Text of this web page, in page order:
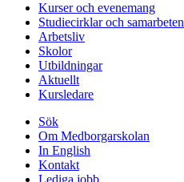
Kurser och evenemang
Studiecirklar och samarbeten
Arbetsliv
Skolor
Utbildningar
Aktuellt
Kursledare
Sök
Om Medborgarskolan
In English
Kontakt
Lediga jobb